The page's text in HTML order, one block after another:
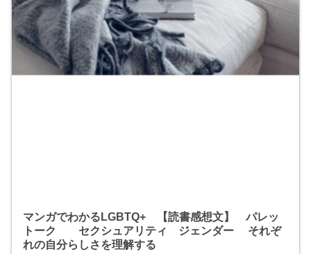
マンガでわかるLGBTQ+ 【読書感想文】 パレッ
トーク セクシュアリティ ジェンダー それぞ
れの自分らしさを理解する